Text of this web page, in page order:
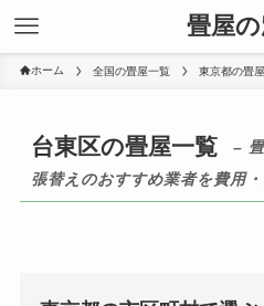
畳屋の
ホーム 全国の畳屋一覧 東京都の畳
台東区の畳屋一覧
–
張替えのおすすめ業者を費用